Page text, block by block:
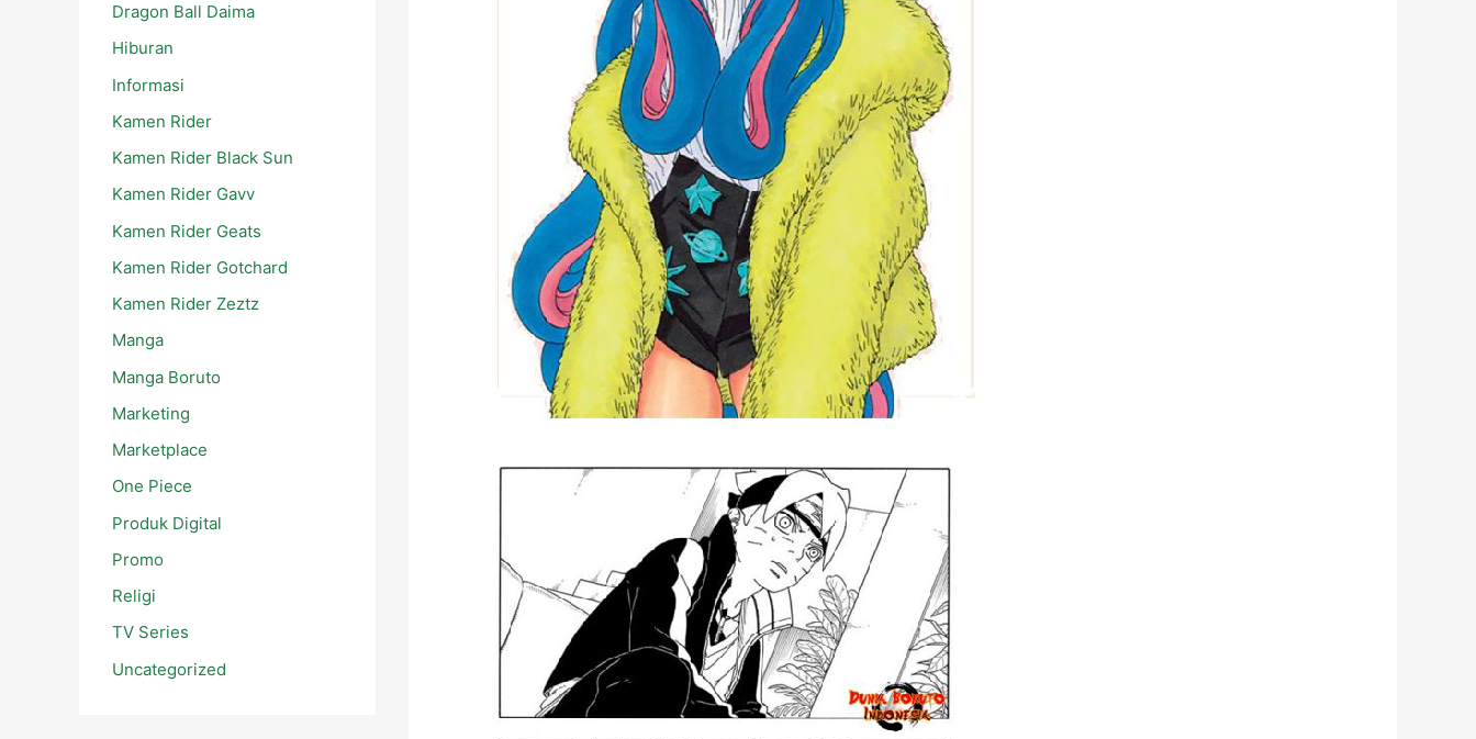
Dragon Ball Daima
Hiburan
Informasi
Kamen Rider
Kamen Rider Black Sun
Kamen Rider Gavv
Kamen Rider Geats
Kamen Rider Gotchard
Kamen Rider Zeztz
Manga
Manga Boruto
Marketing
Marketplace
One Piece
Produk Digital
Promo
Religi
TV Series
Uncategorized